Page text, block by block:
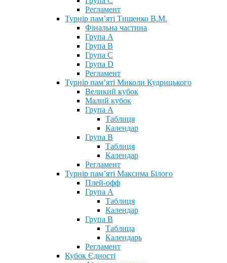
Регламент
Турнір пам’яті Тищенко В.М.
Фінальна частина
Група А
Група В
Група С
Група D
Регламент
Турнір пам’яті Миколи Кудрицького
Великий кубок
Малий кубок
Група А
Таблиця
Календар
Група В
Таблиця
Календар
Регламент
Турнір пам’яті Максима Білого
Плей-офф
Група А
Таблиця
Календар
Група В
Таблица
Календарь
Регламент
Кубок Єдності